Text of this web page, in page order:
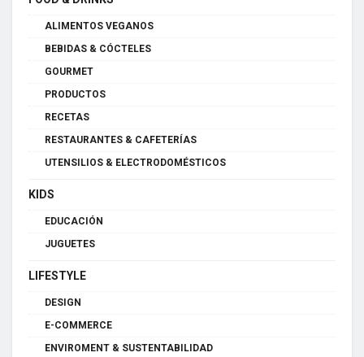
ALIMENTOS VEGANOS
BEBIDAS & CÓCTELES
GOURMET
PRODUCTOS
RECETAS
RESTAURANTES & CAFETERÍAS
UTENSILIOS & ELECTRODOMÉSTICOS
KIDS
EDUCACIÓN
JUGUETES
LIFESTYLE
DESIGN
E-COMMERCE
ENVIROMENT & SUSTENTABILIDAD